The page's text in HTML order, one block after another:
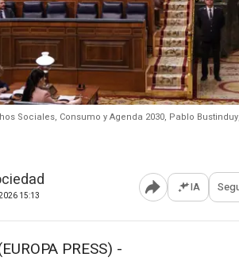
Sociales, Consumo y Agenda 2030, Pablo
15:13 Abrir IA
PRESS) -